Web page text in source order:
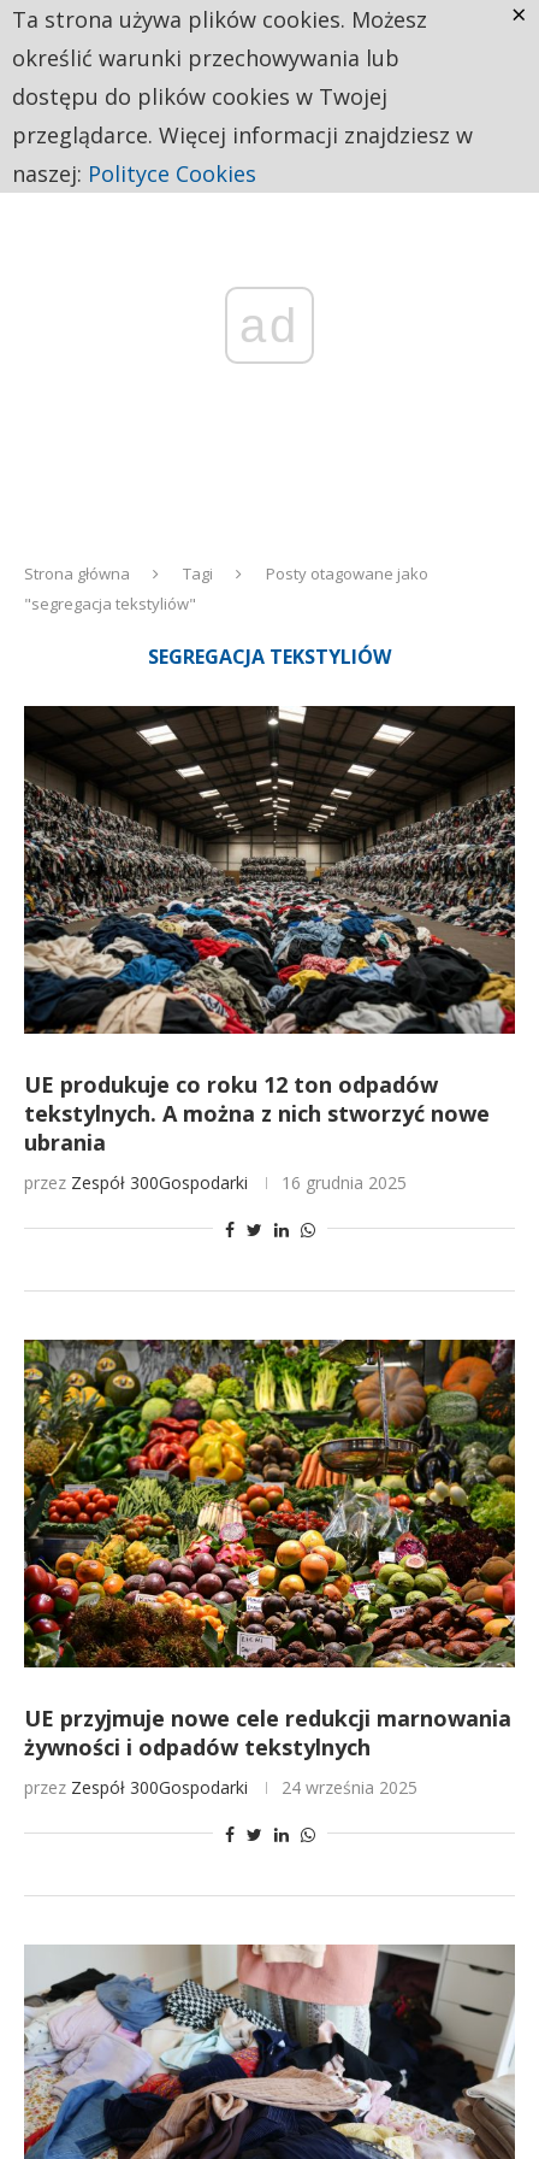
ad
Strona główna Tagi
Posty otagowane jako
"segregacja tekstyliów"
SEGREGACJA TEKSTYLIÓW
UE produkuje co roku 12 ton odpadów
tekstylnych. A można z nich stworzyć nowe
ubrania
przez Zespół 300Gospodarki 16 grudnia 2025
UE przyjmuje nowe cele redukcji marnowania
żywności i odpadów tekstylnych
przez Zespół 300Gospodarki 24 września 2025
Ta strona używa plików cookies. Możesz
określić warunki przechowywania lub
dostępu do plików cookies w Twojej
przeglądarce. Więcej informacji znajdziesz w
naszej: Polityce Cookies
×